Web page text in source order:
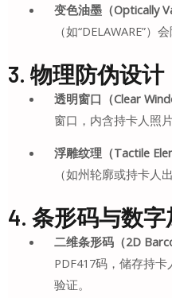
变色油墨（Optically
（如“DELAWARE”）
3. 物理防伪设计
透明窗口（Clear
窗口，内含持卡人照
浮雕纹理（Tactile
（如州轮廓或持卡人
4. 条形码与数字
二维条形码（2D
PDF417码，储存持
验证。